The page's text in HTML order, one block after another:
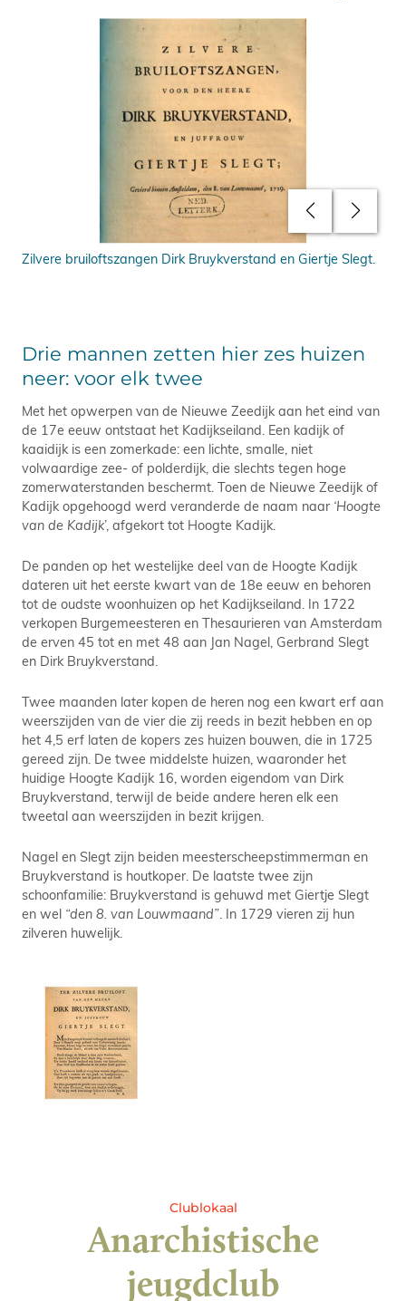
Zilvere bruiloftszangen Dirk Bruykverstand en Giertje Slegt.
Drie mannen zetten hier zes huizen
neer: voor elk twee
Met het opwerpen van de Nieuwe Zeedijk aan het eind van
de 17e eeuw ontstaat het Kadijkseiland. Een kadijk of
kaaidijk is een zomerkade: een lichte, smalle, niet
volwaardige zee- of polderdijk, die slechts tegen hoge
zomerwaterstanden beschermt. Toen de Nieuwe Zeedijk of
Kadijk opgehoogd werd veranderde de naam naar ‘Hoogte
van de Kadijk’, afgekort tot Hoogte Kadijk.
De panden op het westelijke deel van de Hoogte Kadijk
dateren uit het eerste kwart van de 18e eeuw en behoren
tot de oudste woonhuizen op het Kadijkseiland. In 1722
verkopen Burgemeesteren en Thesaurieren van Amsterdam
de erven 45 tot en met 48 aan Jan Nagel, Gerbrand Slegt
en Dirk Bruykverstand.
Twee maanden later kopen de heren nog een kwart erf aan
weerszijden van de vier die zij reeds in bezit hebben en op
het 4,5 erf laten de kopers zes huizen bouwen, die in 1725
gereed zijn. De twee middelste huizen, waaronder het
huidige Hoogte Kadijk 16, worden eigendom van Dirk
Bruykverstand, terwijl de beide andere heren elk een
tweetal aan weerszijden in bezit krijgen.
Nagel en Slegt zijn beiden meesterscheepstimmerman en
Bruykverstand is houtkoper. De laatste twee zijn
schoonfamilie: Bruykverstand is gehuwd met Giertje Slegt
en wel “den 8. van Louwmaand” . In 1729 vieren zij hun
zilveren huwelijk.
Clublokaal
Anarchistische
jeugdclub